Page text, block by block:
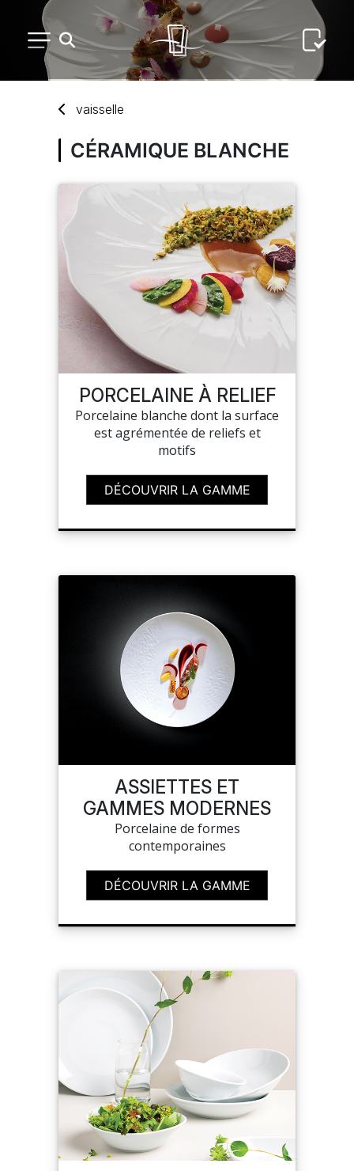
ARTS DE LA TABLE
USAGE UNIQUE
DISTRIBUTION DE REPAS
ARTS DE LA TABLE LUXE
MARQUES
NOUVEAUTÉS
MON COMPTE
MES LISTES
CONFIGURER LES
SUR-MESURE
vaisselle
CÉRAMIQUE BLANCHE
PORCELAINE À RELIEF
Porcelaine blanche dont la surface
est agrémentée de reliefs et
motifs
DÉCOUVRIR LA GAMME
ASSIETTES ET
GAMMES MODERNES
Porcelaine de formes
contemporaines
DÉCOUVRIR LA GAMME